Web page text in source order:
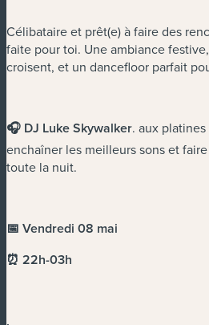
Célibataire et prêt(e) à faire des
faite pour toi. Une ambiance
croisent, et un dancefloor parfait
🎧 DJ Luke Skywalker. aux
enchaîner les meilleurs sons et
toute la nuit.
📅 Vendredi 08 mai
⏰ 22h-03h